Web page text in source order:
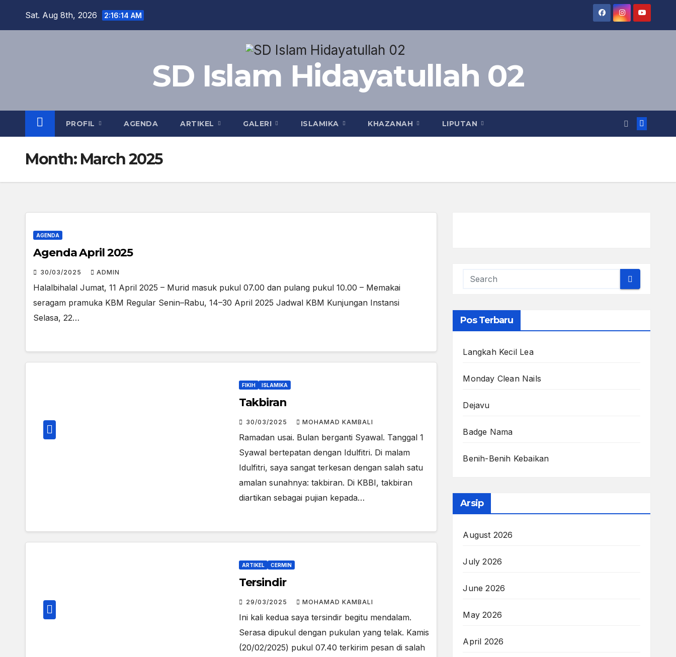
Sat. Aug 8th, 2026 2:16:15 AM
SD Islam Hidayatullah 02
PROFIL AGENDA ARTIKEL GALERI ISLAMIKA KHAZANAH LIPUTAN
Month: March 2025
AGENDA
Agenda April 2025
30/03/2025 ADMIN
Halalbihalal Jumat, 11 April 2025 – Murid masuk pukul 07.00 dan pulang pukul 10.00 – Memakai
seragam pramuka KBM Regular Senin–Rabu, 14–30 April 2025 Jadwal KBM Kunjungan Instansi
Selasa, 22…
FIKIH ISLAMIKA
Takbiran
30/03/2025 MOHAMAD KAMBALI
Ramadan usai. Bulan berganti Syawal. Tanggal 1
Syawal bertepatan dengan Idulfitri. Di malam
Idulfitri, saya sangat terkesan dengan salah satu
amalan sunahnya: takbiran. Di KBBI, takbiran
diartikan sebagai pujian kepada…
ARTIKEL CERMIN
Tersindir
29/03/2025 MOHAMAD KAMBALI
Ini kali kedua saya tersindir begitu mendalam.
Serasa dipukul dengan pukulan yang telak. Kamis
(20/02/2025) pukul 07.40 terkirim pesan di salah
Pos Terbaru
Langkah Kecil Lea
Monday Clean Nails
Dejavu
Badge Nama
Benih-Benih Kebaikan
Arsip
August 2026
July 2026
June 2026
May 2026
April 2026